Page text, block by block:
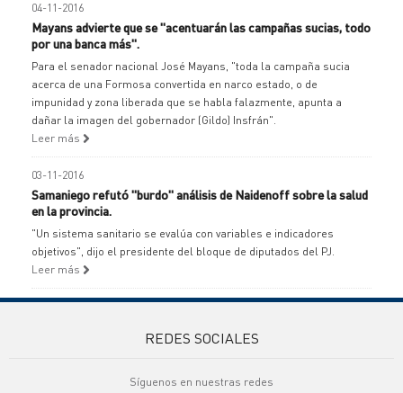
04-11-2016
Mayans advierte que se "acentuarán las campañas sucias, todo
por una banca más".
Para el senador nacional José Mayans, "toda la campaña sucia
acerca de una Formosa convertida en narco estado, o de
impunidad y zona liberada que se habla falazmente, apunta a
dañar la imagen del gobernador (Gildo) Insfrán".
Leer más
03-11-2016
Samaniego refutó "burdo" análisis de Naidenoff sobre la salud
en la provincia.
"Un sistema sanitario se evalúa con variables e indicadores
objetivos", dijo el presidente del bloque de diputados del PJ.
Leer más
REDES SOCIALES
Síguenos en nuestras redes